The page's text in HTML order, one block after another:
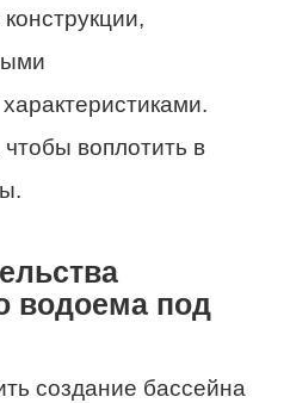
воплотить в
водоема под
создание бассейна